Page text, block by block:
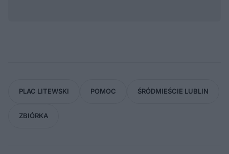
PLAC LITEWSKI POMOC ŚRÓDMIEŚCIE LUBLIN
ZBIÓRKA